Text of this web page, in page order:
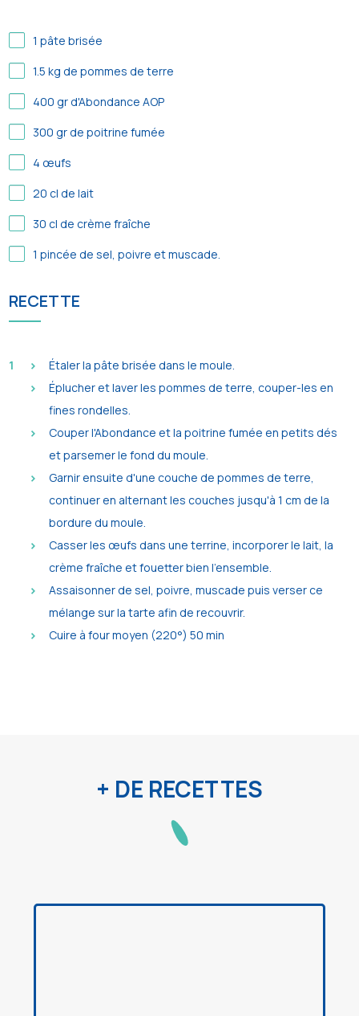
1 pâte brisée
1.5 kg de pommes de terre
400 gr d'Abondance AOP
300 gr de poitrine fumée
4 œufs
20 cl de lait
30 cl de crème fraîche
1 pincée de sel, poivre et muscade.
RECETTE
Étaler la pâte brisée dans le moule.
Éplucher et laver les pommes de terre, couper-les en
fines rondelles.
Couper l'Abondance et la poitrine fumée en petits dés
et parsemer le fond du moule.
Garnir ensuite d'une couche de pommes de terre,
continuer en alternant les couches jusqu'à 1 cm de la
bordure du moule.
Casser les œufs dans une terrine, incorporer le lait, la
crème fraîche et fouetter bien l'ensemble.
Assaisonner de sel, poivre, muscade puis verser ce
mélange sur la tarte afin de recouvrir.
Cuire à four moyen (220°) 50 min
+ DE RECETTES